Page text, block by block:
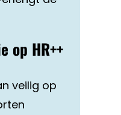
op HR++
veilig op